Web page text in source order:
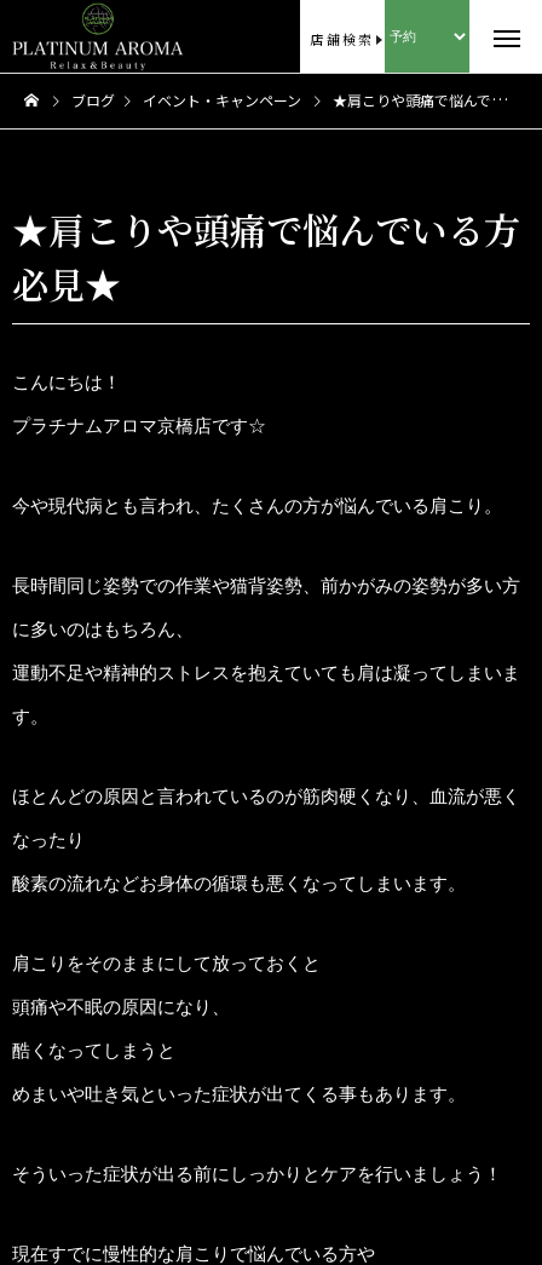
店舗検索
ブログ イベント・キャンペーン ★肩こりや頭痛で悩んでいる方必見★
★肩こりや頭痛で悩んでいる方
必見★
こんにちは！
プラチナムアロマ京橋店です☆
今や現代病とも言われ、たくさんの方が悩んでいる肩こり。
長時間同じ姿勢での作業や猫背姿勢、前かがみの姿勢が多い方
に多いのはもちろん、
運動不足や精神的ストレスを抱えていても肩は凝ってしまいま
す。
ほとんどの原因と言われているのが筋肉硬くなり、血流が悪く
なったり
酸素の流れなどお身体の循環も悪くなってしまいます。
肩こりをそのままにして放っておくと
頭痛や不眠の原因になり、
酷くなってしまうと
めまいや吐き気といった症状が出てくる事もあります。
そういった症状が出る前にしっかりとケアを行いましょう！
現在すでに慢性的な肩こりで悩んでいる方や